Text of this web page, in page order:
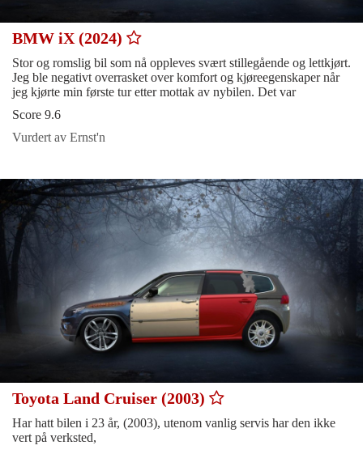
BMW iX (2024)
Stor og romslig bil som nå oppleves svært stillegående og lettkjørt.
Jeg ble negativt overrasket over komfort og kjøreegenskaper når
jeg kjørte min første tur etter mottak av nybilen. Det var
Score 9.6
Vurdert av Ernst'n
Toyota Land Cruiser (2003)
Har hatt bilen i 23 år, (2003), utenom vanlig servis har den ikke
vert på verksted,